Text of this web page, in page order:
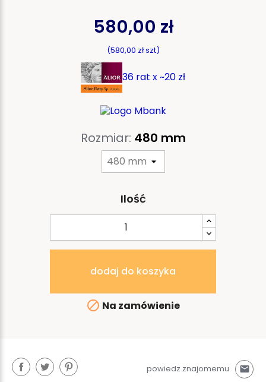
580,00 zł
(580,00 zł szt)
36 rat x ~20 zł
Rozmiar: 480 mm
Ilość
dodaj do koszyka
 Na zamówienie
powiedz znajomemu mail